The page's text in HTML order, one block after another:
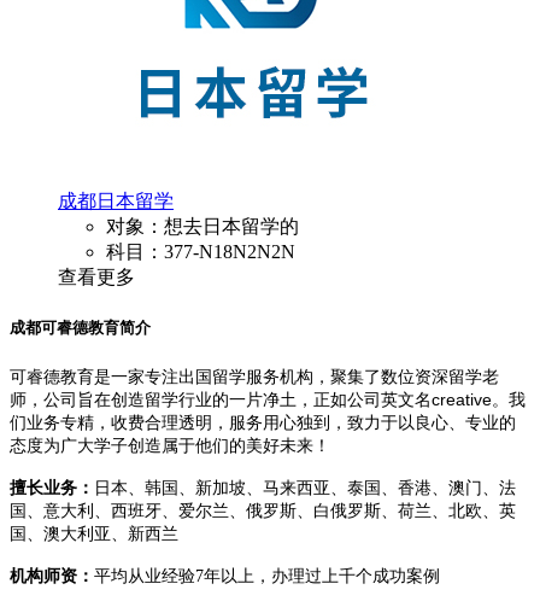
成都日本留学
对象：想去日本留学的
科目：377-N18N2N2N
查看更多
成都可睿德教育简介
可睿德教育是一家专注出国留学服务机构，聚集了数位资深留学老
师，公司旨在创造留学行业的一片净土，正如公司英文名creative。我
们业务专精，收费合理透明，服务用心独到，致力于以良心、专业的
态度为广大学子创造属于他们的美好未来！
擅长业务： 日本、韩国、新加坡、马来西亚、泰国、香港、澳门、 法
国 、 意大利 、 西班牙、 爱尔兰、 俄罗斯、 白俄罗斯、 荷兰、 北欧、英
国、澳大利亚、新西兰
机构师资： 平均从业经验7年以上，办理过上千个成功案例